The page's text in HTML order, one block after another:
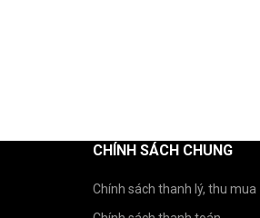
CHÍNH SÁCH CHUNG
Chính sách thanh lý, thu mua